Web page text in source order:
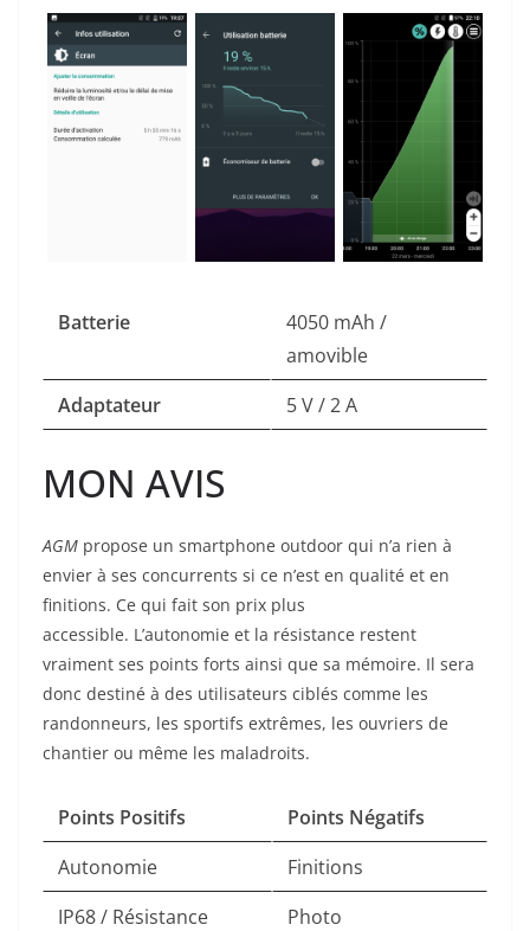
Batterie
4050 mAh /
amovible
Adaptateur
5 V / 2 A
MON AVIS
AGM propose un smartphone outdoor qui n’a rien à
envier à ses concurrents si ce n’est en qualité et en
finitions. Ce qui fait son prix plus
accessible. L’autonomie et la résistance restent
vraiment ses points forts ainsi que sa mémoire. Il sera
donc destiné à des utilisateurs ciblés comme les
randonneurs, les sportifs extrêmes, les ouvriers de
chantier ou même les maladroits.
Points Positifs Points Négatifs
Autonomie
Finitions
IP68 / Résistance
Photo